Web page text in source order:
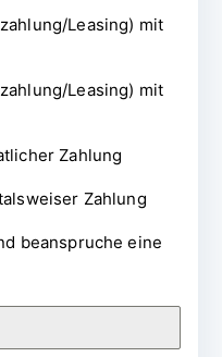
Leasing) mit
Leasing) mit
Zahlung
Zahlung
beanspruche eine